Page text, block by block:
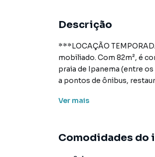
Descrição
***LOCAÇÃO
mobiliado. Com 82m², é
praia de Ipanema (entre
a pontos de ônibus,
elevadores, room-service,
Ver mais
Comodidades do